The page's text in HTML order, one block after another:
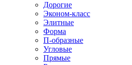
Дорогие
Эконом-класс
Элитные
Форма
П-образные
Угловые
Прямые